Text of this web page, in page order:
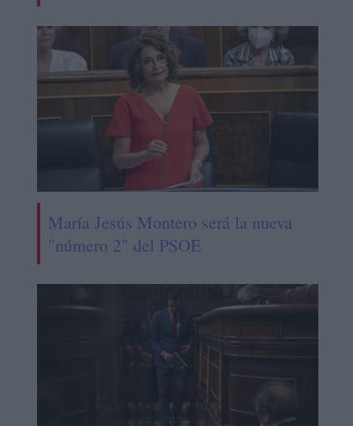
María Jesús Montero será la nueva
"número 2" del PSOE